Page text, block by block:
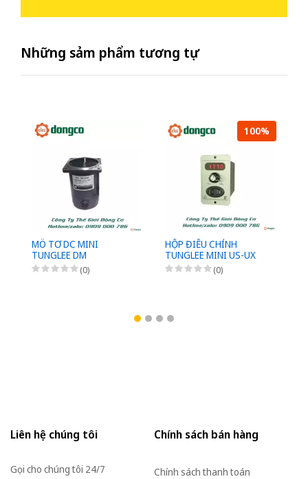
Những sảm phẩm tương tự
MÔ TƠ DC MINI
TUNGLEE DM
(0)
100%
HỘP ĐIỀU CHỈNH
TUNGLEE MINI US-UX
(0)
Liên hệ chúng tôi
Gọi cho chúng tôi 24/7
Chính sách bán hàng
Chính sách thanh toán